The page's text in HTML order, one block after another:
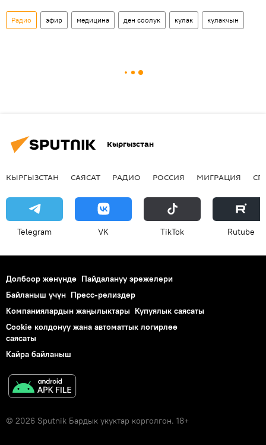
Радио эфир медицина ден соолук кулак кулакчын
Кыргызстан
КЫРГЫЗСТАН САЯСАТ РАДИО РОССИЯ МИГРАЦИЯ
Telegram VK ТikТоk Rutube
Долбоор жөнүндө Пайдалануу эрежелери
Байланыш үчүн Пресс-релиздер
Компаниялардын жаңылыктары Купуялык саясаты
Cookie колдонуу жана автоматтык логирлөө
саясаты
Кайра байланыш
© 2026 Sputnik Бардык укуктар корголгон. 18+